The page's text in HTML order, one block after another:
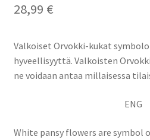
28,99 €
Valkoiset Orvokki-kukat
hyveellisyyttä. Valkoisten
ne voidaan antaa millaisessa
ENG
White pansy flowers are symbol